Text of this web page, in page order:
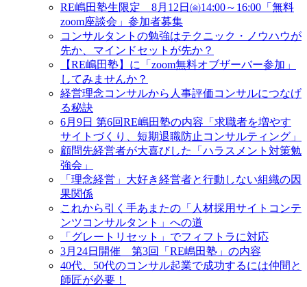
RE嶋田塾生限定 8月12日㈮14:00～16:00「無料
zoom座談会」参加者募集
コンサルタントの勉強はテクニック・ノウハウが
先か、マインドセットが先か？
【RE嶋田塾】に「zoom無料オブザーバー参加」
してみませんか？
経営理念コンサルから人事評価コンサルにつなげ
る秘訣
6月9日 第6回RE嶋田塾の内容「求職者を増やす
サイトづくり、短期退職防止コンサルティング」
顧問先経営者が大喜びした「ハラスメント対策勉
強会」
「理念経営」大好き経営者と行動しない組織の因
果関係
これから引く手あまたの「人材採用サイトコンテ
ンツコンサルタント」への道
「グレートリセット」でフィフトラに対応
3月24日開催 第3回「RE嶋田塾」の内容
40代、50代のコンサル起業で成功するには仲間と
師匠が必要！